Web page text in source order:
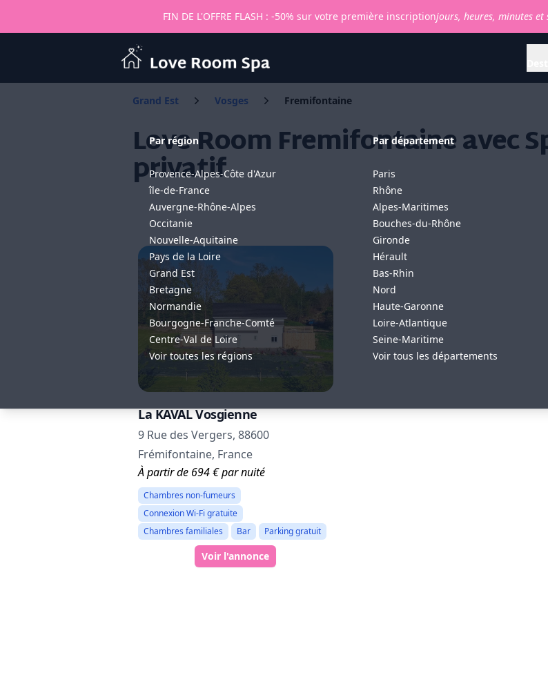
FIN DE L'OFFRE FLASH : -50% sur votre première inscriptionjours, heures, minutes et
Love Room Spa
Par région
Provence-Alpes-Côte d'Azur
île-de-France
Auvergne-Rhône-Alpes
Occitanie
Nouvelle-Aquitaine
Pays de la Loire
Grand Est
Bretagne
Normandie
Bourgogne-Franche-Comté
Centre-Val de Loire
Voir toutes les régions
Par département
Paris
Rhône
Alpes-Maritimes
Bouches-du-Rhône
Gironde
Hérault
Bas-Rhin
Nord
Haute-Garonne
Loire-Atlantique
Seine-Maritime
Voir tous les départements
Grand Est Vosges Fremifontaine
Love Room Fremifontaine avec
privatif
La KAVAL Vosgienne
9 Rue des Vergers, 88600
Frémifontaine, France
À partir de 694 € par nuité
Chambres non-fumeurs
Connexion Wi-Fi gratuite
Chambres familiales
Bar Parking gratuit
Voir l'annonce